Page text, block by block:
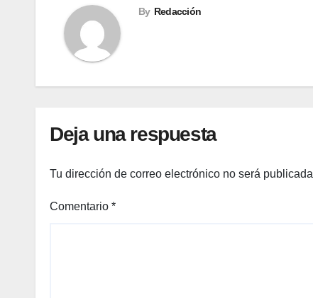
By Redacción
Deja una respuesta
Tu dirección de correo electrónico no será
Comentario *